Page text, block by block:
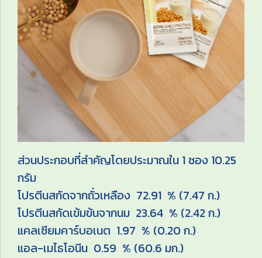
ส่วนประกอบที่สำคัญโดยประมาณใน 1 ซอง 10.25
กรัม
โปรตีนสกัดจากถั่วเหลือง 72.91 % (7.47 ก.)
โปรตีนสกัดเข้มข้นจากนม 23.64 % (2.42 ก.)
แคลเซียมคาร์บอเนต 1.97 % (0.20 ก.)
แอล-เมไธโอนีน 0.59 % (60.6 มก.)